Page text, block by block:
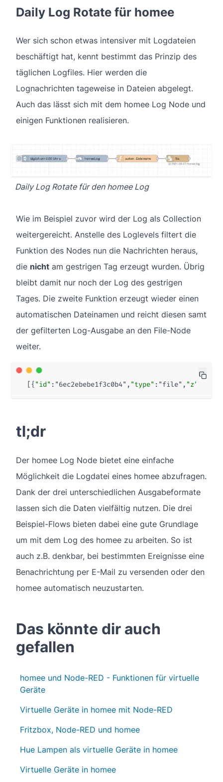
Daily Log Rotate für homee
Wer sich schon etwas intensiver mit Logdateien
beschäftigt hat, kennt bestimmt das Prinzip des
täglichen Logfiles. Hier werden die
Lognachrichten tageweise in Dateien abgelegt.
Auch das lässt sich mit dem homee Log Node und
einigen Funktionen realisieren.
Daily Log Rotate für den homee Log
Wie im Beispiel zuvor wird der Log als Collection
weitergereicht. Anstelle des Loglevels filtert die
Funktion des Nodes nun die Nachrichten heraus,
die nicht am gestrigen Tag erzeugt wurden. Übrig
bleibt damit nur noch der Log des gestrigen
Tages. Die zweite Funktion erzeugt wieder einen
automatischen Dateinamen und reicht diesen samt
der gefilterten Log-Ausgabe an den File-Node
weiter.
[{"id" : "6ec2ebebe1f3c0b4" , "type" : "file" , "z"
tl;dr
Der homee Log Node bietet eine einfache
Möglichkeit die Logdatei eines homee abzufragen.
Dank der drei unterschiedlichen Ausgabeformate
lassen sich die Daten vielfältig nutzen. Die drei
Beispiel-Flows bieten dabei eine gute Grundlage
um mit dem Log des homee zu arbeiten. So ist
auch z.B. denkbar, bei bestimmten Ereignisse eine
Benachrichtung per E-Mail zu versenden oder den
homee automatisch neuzustarten.
Das könnte dir auch
gefallen
homee und Node-RED - Funktionen für virtuelle
Geräte
Virtuelle Geräte in homee mit Node-RED
Fritzbox, Node-RED und homee
Hue Lampen als virtuelle Geräte in homee
Virtuelle Geräte in homee